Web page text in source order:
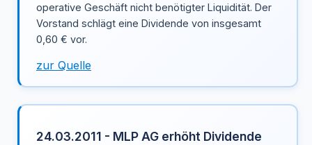
operative Geschäft nicht benötigter Liquidität. Der
Vorstand schlägt eine Dividende von insgesamt
0,60 € vor.
zur Quelle
24.03.2011 - MLP AG erhöht Dividende